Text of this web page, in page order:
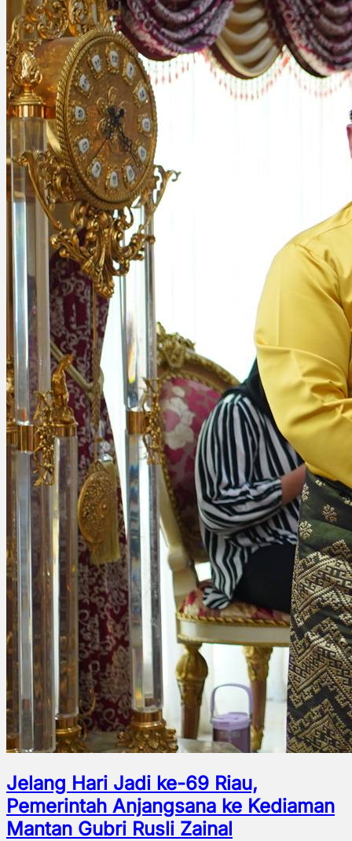
Jelang Hari Jadi ke-69 Riau,
Pemerintah Anjangsana ke Kediaman
Mantan Gubri Rusli Zainal